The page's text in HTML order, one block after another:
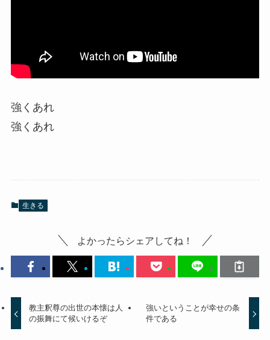
強くあれ
強くあれ
生きる
よかったらシェアしてね！
教主釈尊の出世の本懐は人
の振舞にて候いけるぞ
強いということが幸せの条
件である